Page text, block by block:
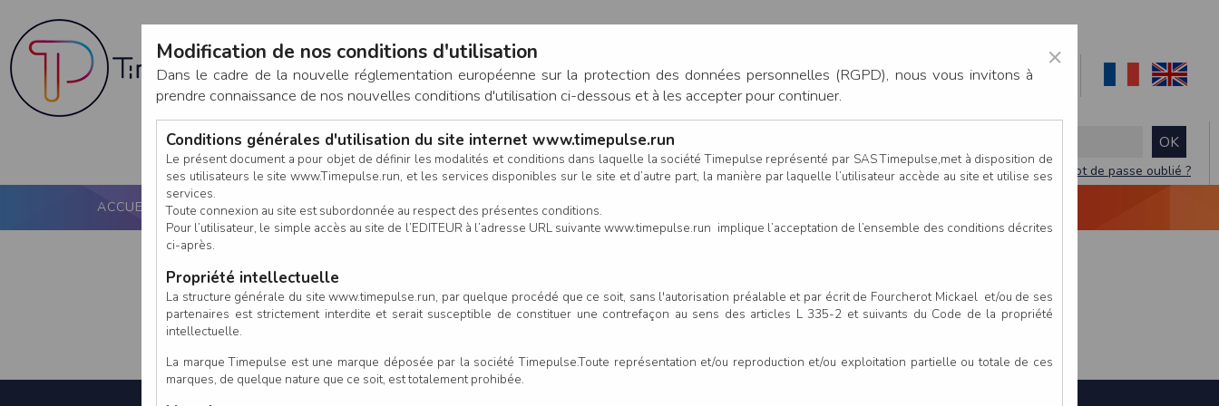
CONNEXION
Mot de passe oublié ?
ACCUEIL PUCE ACTIVE NOS SERVICES CALENDRIER RÉSULTATS
×
Modification de nos conditions d'utilisation
Dans le cadre de la nouvelle réglementation européenne sur la protection des données personnelles (RGPD), nous vous invitons à
prendre connaissance de nos nouvelles conditions d'utilisation ci-dessous et à les accepter pour continuer.
Conditions générales d'utilisation du site internet www.timepulse.run
Le présent document a pour objet de définir les modalités et conditions dans laquelle la société Timepulse représenté par SAS Timepulse,met à disposition de
ses utilisateurs le site www.Timepulse.run, et les services disponibles sur le site et d’autre part, la manière par laquelle l’utilisateur accède au site et utilise ses
services.
Toute connexion au site est subordonnée au respect des présentes conditions.
Pour l’utilisateur, le simple accès au site de l’EDITEUR à l’adresse URL suivante www.timepulse.run implique l’acceptation de l’ensemble des conditions décrites
ci-après.
Propriété intellectuelle
La structure générale du site www.timepulse.run, par quelque procédé que ce soit, sans l'autorisation préalable et par écrit de Fourcherot Mickael et/ou de ses
partenaires est strictement interdite et serait susceptible de constituer une contrefaçon au sens des articles L 335-2 et suivants du Code de la propriété
intellectuelle.
La marque Timepulse est une marque déposée par la société Timepulse.Toute représentation et/ou reproduction et/ou exploitation partielle ou totale de ces
marques, de quelque nature que ce soit, est totalement prohibée.